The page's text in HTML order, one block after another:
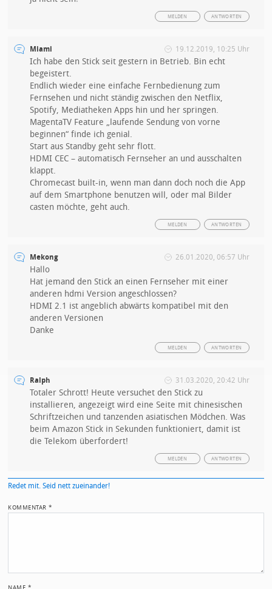
ANTWORTEN
MELDEN
Miami 19.12.2019, 10:25 Uhr
Ich habe den Stick seit gestern in Betrieb. Bin echt
begeistert.
Endlich wieder eine einfache Fernbedienung zum
Fernsehen und nicht ständig zwischen den Netflix,
Spotify, Mediatheken Apps hin und her springen.
MagentaTV Feature „laufende Sendung von vorne
beginnen“ finde ich genial.
Start aus Standby geht sehr flott.
HDMI CEC – automatisch Fernseher an und ausschalten
klappt.
Chromecast built-in, wenn man dann doch noch die App
auf dem Smartphone benutzen will, oder mal Bilder
casten möchte, geht auch.
ANTWORTEN
MELDEN
Mekong 26.01.2020, 06:57 Uhr
Hallo
Hat jemand den Stick an einen Fernseher mit einer
anderen hdmi Version angeschlossen?
HDMI 2.1 ist angeblich abwärts kompatibel mit den
anderen Versionen
Danke
ANTWORTEN
MELDEN
Ralph 31.03.2020, 20:42 Uhr
Totaler Schrott! Heute versuchet den Stick zu
installieren, angezeigt wird eine Seite mit chinesischen
Schriftzeichen und tanzenden asiatischen Mödchen. Was
beim Amazon Stick in Sekunden funktioniert, damit ist
die Telekom überfordert!
ANTWORTEN
MELDEN
Redet mit. Seid nett zueinander!
KOMMENTAR*